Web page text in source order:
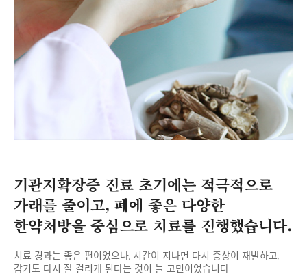
기관지확장증 진료 초기에는 적극적으로
가래를 줄이고, 폐에 좋은 다양한
한약처방을 중심으로 치료를 진행했습니다.
치료 경과는 좋은 편이었으나, 시간이 지나면 다시 증상이 재발하고,
감기도 다시 잘 걸리게 된다는 것이 늘 고민이었습니다.